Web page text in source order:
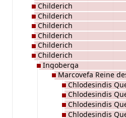
Childerich
Childerich
Childerich
Childerich
Childerich
Childerich
Ingoberga
Marcovefa Reine
Chlodesindis
Chlodesindis
Chlodesindis
Chlodesindis